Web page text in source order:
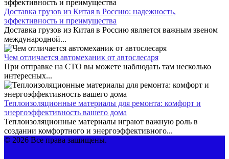
Доставка грузов из Китая в Россию: надежность,
эффективность и преимущества
Доставка грузов из Китая в Россию является важным звеном
международной...
Чем отличается автомеханик от автослесаря
При отправке на СТО вы можете наблюдать там несколько
интересных...
Теплоизоляционные материалы для ремонта: комфорт и
энергоэффективность вашего дома
Теплоизоляционные материалы играют важную роль в
создании комфортного и энергоэффективного...
© 2026 Все права защищены.